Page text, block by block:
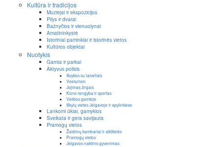
Kultūra ir tradicijos
Muziejai ir ekspozicijos
Pilys ir dvarai
Bažnyčios ir vienuolynai
Amatininkystė
Istoriniai paminklai ir istorinės vietos
Kultūros objektai
Nuotykis
Gamta ir parkai
Aktyvus poilsis
Išvykos su laiveliais
Veeturism
Jojimas žirgais
Kūno rengyba ir sportas
Veiklos gamtoje
Iškylų vietos Jelgavoje ir apylinkėse
Lankomi ūkiai, gamyklos
Sveikata ir gera savijauta
Pramogų vietos
Žaidimų kambariai ir aikštelės
Pramogų vietos
Jelgavos naktinis gyvenimas